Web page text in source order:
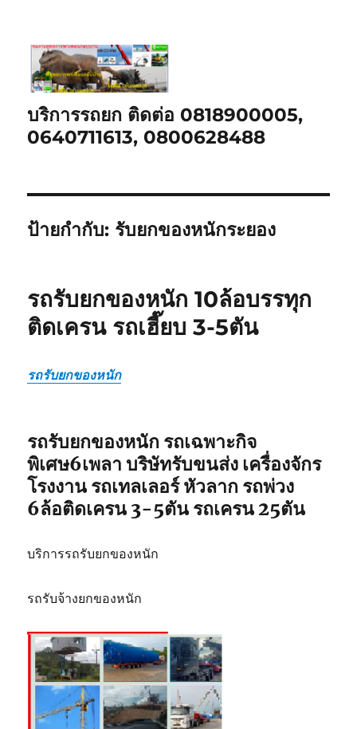
บริการรถยก ติดต่อ 0818900005,
0640711613, 0800628488
ป้ายกำกับ: รับยกของหนักระยอง
รถรับยกของหนัก 10ล้อบรรทุก
ติดเครน รถเฮี๊ยบ 3-5ตัน
รถรับยกของหนัก
รถรับยกของหนัก รถเฉพาะกิจ
พิเศษ6เพลา บริษัทรับขนส่ง เครื่องจักร
โรงงาน รถเทลเลอร์ หัวลาก รถพ่วง
6ล้อติดเครน 3-5ตัน รถเครน 25ตัน
บริการรถรับยกของหนัก
รถรับจ้างยกของหนัก